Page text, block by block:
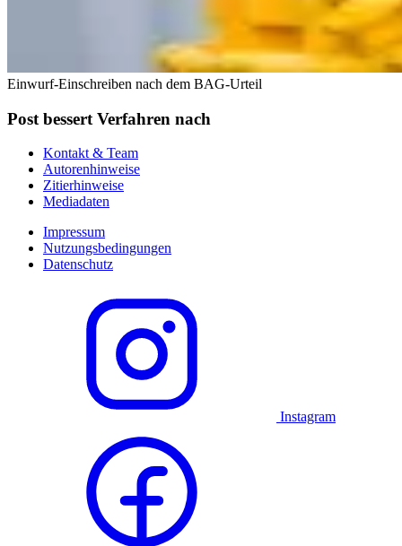
Einwurf-Einschreiben nach dem BAG-Urteil
Post bessert Verfahren nach
Kontakt & Team
Autorenhinweise
Zitierhinweise
Mediadaten
Impressum
Nutzungsbedingungen
Datenschutz
Instagram